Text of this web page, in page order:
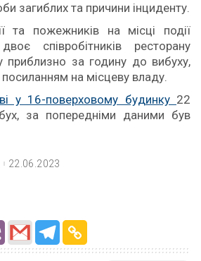
загиблих та причини інциденту.
та пожежників на місці події
співробітників ресторану
приблизно за годину до вибуху,
посиланням на місцеву владу.
у 16-поверховому будинку 22
за попередніми даними був
22.06.2023